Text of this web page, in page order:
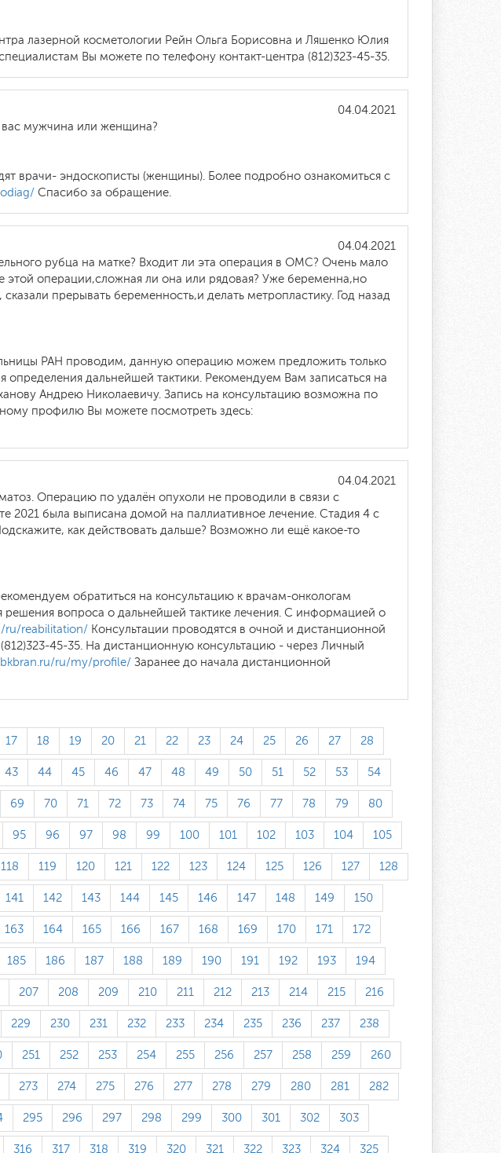
лазерной косметологии Рейн Ольга Борисовна и Ляшенко Юлия
Вы можете по телефону контакт-центра (812)323-45-35.
04.04.2021
мужчина или женщина?
врачи- эндоскописты (женщины). Более подробно ознакомиться с
Спасибо за обращение.
04.04.2021
рубца на матке? Входит ли эта операция в ОМС? Очень мало
этой операции,сложная ли она или рядовая? Уже беременна,но
прерывать беременность,и делать метропластику. Год назад
РАН проводим, данную операцию можем предложить только
определения дальнейшей тактики. Рекомендуем Вам записаться на
Андрею Николаевичу. Запись на консультацию возможна по
профилю Вы можете посмотреть здесь:
04.04.2021
Операцию по удалён опухоли не проводили в связи с
2021 была выписана домой на паллиативное лечение. Стадия 4 с
как действовать дальше? Возможно ли ещё какое-то
обратиться на консультацию к врачам-онкологам
решения вопроса о дальнейшей тактике лечения. С информацией о
ru/reabilitation/ Консультации проводятся в очной и дистанционной
45-35. На дистанционную консультацию - через Личный
ru/my/profile/ Заранее до начала дистанционной
17 18 19 20 21 22 23 24 25 26 27 28
43 44 45 46 47 48 49 50 51 52 53 54
69 70 71 72 73 74 75 76 77 78 79 80
95 96 97 98 99 100 101 102 103 104 105
118 119 120 121 122 123 124 125 126 127 128
141 142 143 144 145 146 147 148 149 150
163 164 165 166 167 168 169 170 171 172
185 186 187 188 189 190 191 192 193 194
207 208 209 210 211 212 213 214 215 216
229 230 231 232 233 234 235 236 237 238
251 252 253 254 255 256 257 258 259 260
273 274 275 276 277 278 279 280 281 282
295 296 297 298 299 300 301 302 303
316 317 318 319 320 321 322 323 324 325